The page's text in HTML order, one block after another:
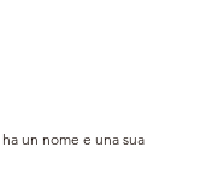
un nome e una sua